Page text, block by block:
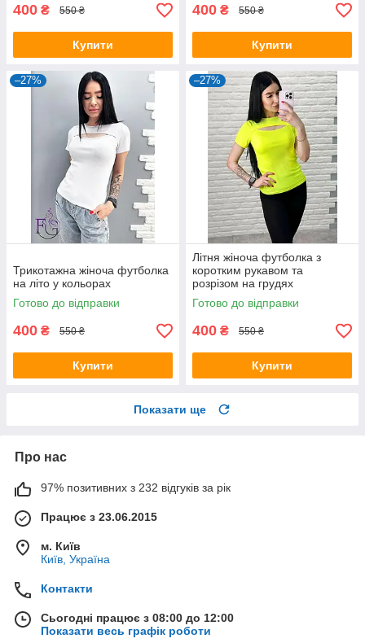
400 ₴ 550 ₴
Купити
400 ₴ 550 ₴
Купити
–27%
Трикотажна жіноча футболка
на літо у кольорах
Готово до відправки
400 ₴ 550 ₴
Купити
–27%
Літня жіноча футболка з
коротким рукавом та
розрізом на грудях
Готово до відправки
400 ₴ 550 ₴
Купити
Показати ще
Про нас
97% позитивних з 232 відгуків за рік
Працює з 23.06.2015
м. Київ
Київ, Україна
Контакти
Сьогодні працює з 08:00 до 12:00
Показати весь графік роботи